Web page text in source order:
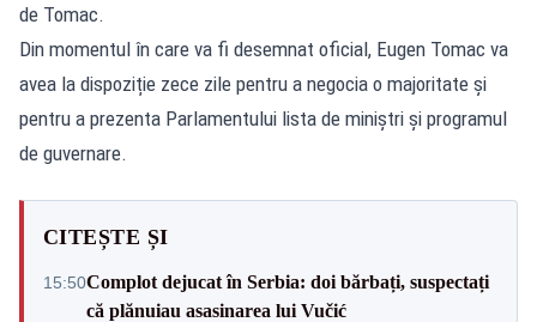
de Tomac.
Din momentul în care va fi desemnat oficial, Eugen Tomac va
avea la dispoziție zece zile pentru a negocia o majoritate și
pentru a prezenta Parlamentului lista de miniștri și programul
de guvernare.
CITEȘTE ȘI
15:50Complot dejucat în Serbia: doi bărbați, suspectați
că plănuiau asasinarea lui Vučić